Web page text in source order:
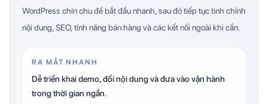
WordPress chỉn chu để bắt đầu nhanh, sau đó tiếp tục tinh chỉnh
nội dung, SEO, tính năng bán hàng và các kết nối ngoài khi cần.
RA MẮT NHANH
Dễ triển khai demo, đổi nội dung và đưa vào vận hành
trong thời gian ngắn.